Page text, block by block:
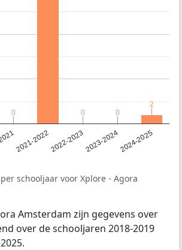
2021-20222022-20232023-20242024-2025
0
0 0
0 0
0
2
2
schooljaar voor Xplore - Agora
Amsterdam zijn gegevens over
over de schooljaren 2018-2019